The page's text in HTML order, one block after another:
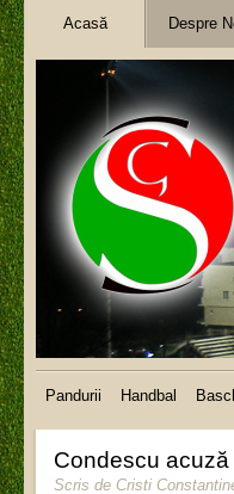
Acasă Despre
Pandurii Handbal
Condescu acuză
Scris de Cristi